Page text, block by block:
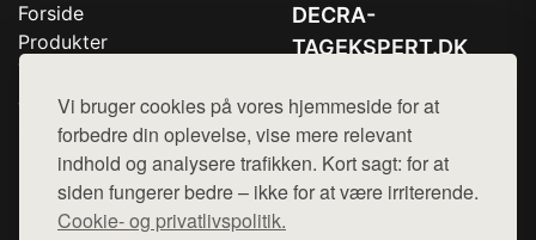
Vi bruger cookies på vores hjemmeside for at
forbedre din oplevelse, vise mere relevant
indhold og analysere trafikken. Kort sagt: for at
siden fungerer bedre – ikke for at være irriterende.
Cookie- og privatlivspolitik.
Forside
Produkter
Top Rabatter
Jotun maling
Kontakt
DECRA-
TAGEKSPERT.DK
Mail: hej@want.dk
Cookie- og privatlivspolitik